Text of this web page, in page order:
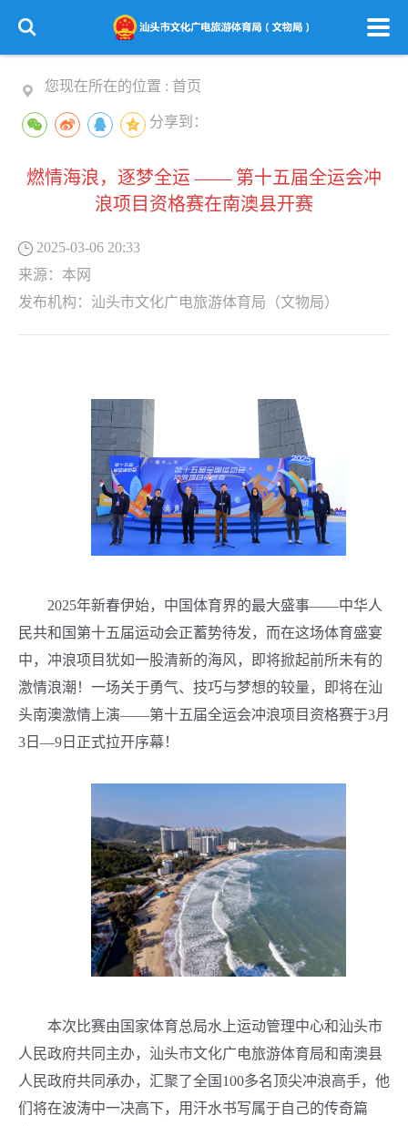
您现在所在的位置 : 首页
分享到：
燃情海浪，逐梦全运 —— 第十五届全运会冲
浪项目资格赛在南澳县开赛
2025-03-06 20:33
来源： 本网
发布机构： 汕头市文化广电旅游体育局（文物局）
2025年新春伊始，中国体育界的最大盛事——中华人
民共和国第十五届运动会正蓄势待发，而在这场体育盛宴
中，冲浪项目犹如一股清新的海风，即将掀起前所未有的
激情浪潮！一场关于勇气、技巧与梦想的较量，即将在汕
头南澳激情上演——第十五届全运会冲浪项目资格赛于3月
3日—9日正式拉开序幕！
本次比赛由国家体育总局水上运动管理中心和汕头市
人民政府共同主办，汕头市文化广电旅游体育局和南澳县
人民政府共同承办，汇聚了全国100多名顶尖冲浪高手，他
们将在波涛中一决高下，用汗水书写属于自己的传奇篇